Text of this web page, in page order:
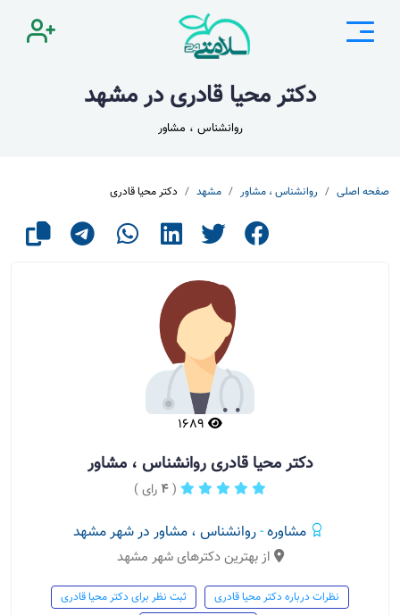
دکتر محیا قادری در مشهد
روانشناس ، مشاور
صفحه اصلی روانشناس ، مشاور مشهد دکتر محیا قادری
دکتر محیا قادری روانشناس ، مشاور
(
4 رای )
مشاوره-روانشناس ، مشاور در شهر مشهد
از بهترین دکترهای شهر مشهد
نظرات درباره دکتر محیا قادری
ثبت نظر برای دکتر محیا قادری